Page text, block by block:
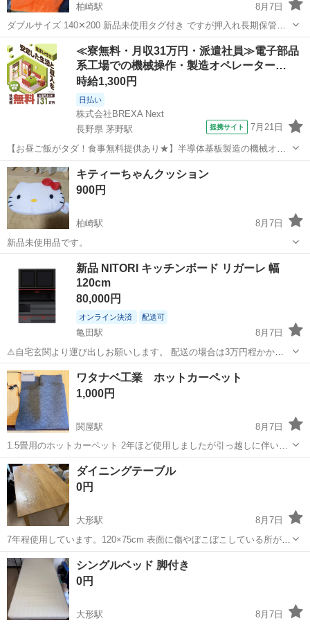
柏崎駅
8月7日
ダブルサイズ 140✕200 新品未使用タグ付き ですが押入れ長期保管品
ボア毛布 昭和レトロ
新潟 柏崎市 柏崎駅 寝具 毛布
≪寮無料・月収31万円・派遣社員≫電子部品
系工場での機械操作・製造オペレーター…
時給1,300円
日払い
株式会社BREXA Next
長野県 茅野駅
提携サイト 7月21日
【お昼ご飯がタダ！食事無料提供あり★】半導体基板製造の機械オペ
レーターや検査作業！未経験活躍中★カップル＆友達同士の応募OK！
赴任旅費会社負担★嬉しい無料送迎◎正社員登用制度あり！マイカー
通勤OK！無料駐車場完備！《長野県茅...
長野 茅野市 その他
キティーちゃんクッション
900円
柏崎駅
8月7日
新品未使用品です。
柏崎市 柏崎駅 家具 キティー
新品 NITORI キッチンボード リガーレ 幅
120cm
80,000円
オンライン決済 配送可
亀田駅
8月7日
⚠︎自宅玄関より運び出しお願いします。 配送の場合は3万円程かかり
ます 下台 ハイタイプ93cm 上台 ハイタイプ109cm 奥行 奥深タイプ
51cm 未使用ですが、1度キッチンに入れている為小傷はある可能性あ
ります。中...
新潟 新潟市 亀田駅 収納家具
ワタナベ工業 ホットカーペット
1,000円
関屋駅
8月7日
1.5畳用のホットカーペット 2年ほど使用しましたが引っ越しに伴いお
譲りします
新潟 新潟市 関屋駅 カーペット/マット/ラグ
ダイニングテーブル
0円
大形駅
8月7日
7年程使用しています。120×75cm 表面に傷やぼこぼこしている所があ
ります。 引越しに伴い、処分しています。 他にも投稿しています、ま
とめて取りに来て頂ける方優先です。 8月22～26日の間に取りに来て
頂きたいです。 ...
新潟 新潟市 大形駅 家具
シングルベッド 脚付き
0円
大形駅
8月7日